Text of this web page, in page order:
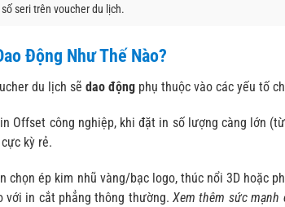
seri trên voucher du lịch.
Động Như Thế Nào?
du lịch sẽ dao động phụ thuộc vào các yếu tố
Offset công nghiệp, khi đặt in số lượng càng lớn
kỳ rẻ.
chọn ép kim nhũ vàng/bạc logo, thúc nổi 3D hoặc
với in cắt phẳng thông thường.Xem thêm sức